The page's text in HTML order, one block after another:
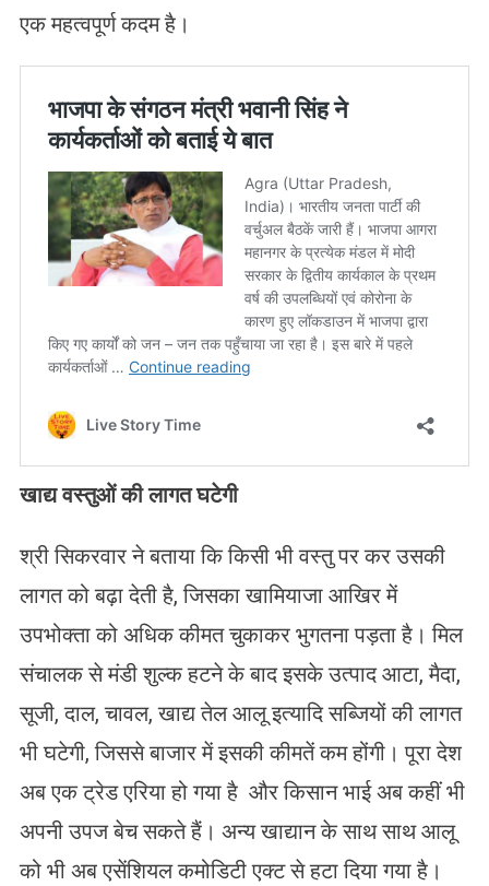
एक महत्वपूर्ण कदम है।
खाद्य वस्तुओं की लागत घटेगी
श्री सिकरवार ने बताया कि किसी भी वस्तु पर कर उसकी
लागत को बढ़ा देती है, जिसका खामियाजा आखिर में
उपभोक्ता को अधिक कीमत चुकाकर भुगतना पड़ता है। मिल
संचालक से मंडी शुल्क हटने के बाद इसके उत्पाद आटा, मैदा,
सूजी, दाल, चावल, खाद्य तेल आलू इत्यादि सब्जियों की लागत
भी घटेगी, जिससे बाजार में इसकी कीमतें कम होंगी। पूरा देश
अब एक ट्रेड एरिया हो गया है और किसान भाई अब कहीं भी
अपनी उपज बेच सकते हैं। अन्य खाद्यान के साथ साथ आलू
को भी अब एसेंशियल कमोडिटी एक्ट से हटा दिया गया है।